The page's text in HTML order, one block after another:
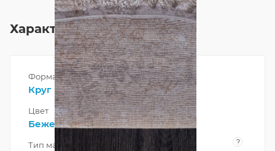
Характеристики
Форма
Круг
Цвет
Бежевый,Коричневый
Тип материала ?